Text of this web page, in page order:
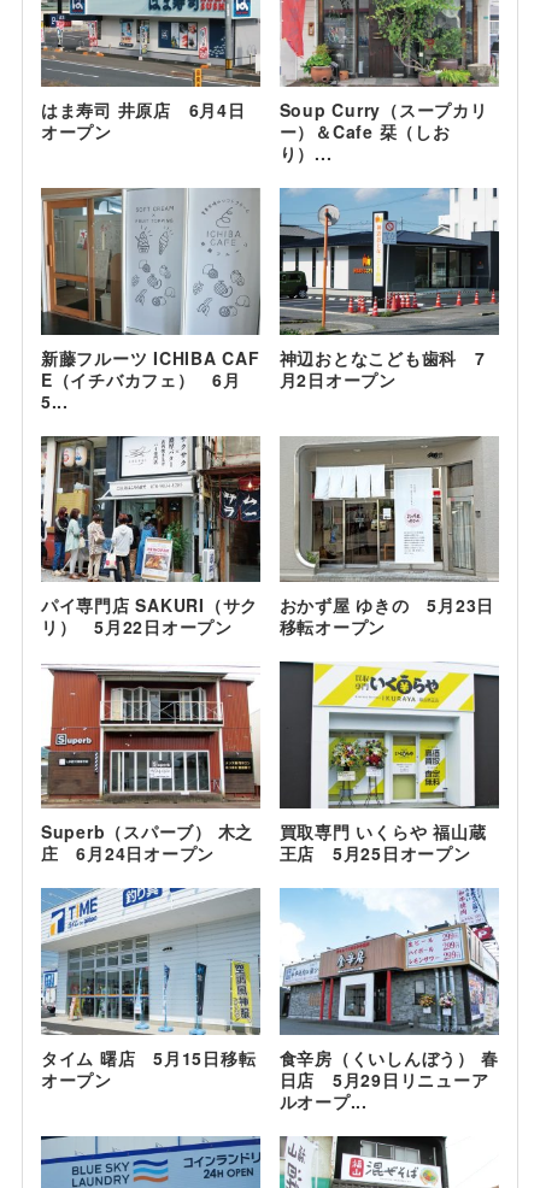
はま寿司 井原店 6月4日
オープン
Soup Curry（スープカリ
ー）＆Cafe 栞（しお
り）...
新藤フルーツ ICHIBA CAF
E（イチバカフェ） 6月
5...
神辺おとなこども歯科 7
月2日オープン
パイ専門店 SAKURI（サク
リ） 5月22日オープン
おかず屋 ゆきの 5月23日
移転オープン
Superb（スパーブ） 木之
庄 6月24日オープン
買取専門 いくらや 福山蔵
王店 5月25日オープン
タイム 曙店 5月15日移転
オープン
食辛房（くいしんぼう） 春
日店 5月29日リニューア
ルオープ...